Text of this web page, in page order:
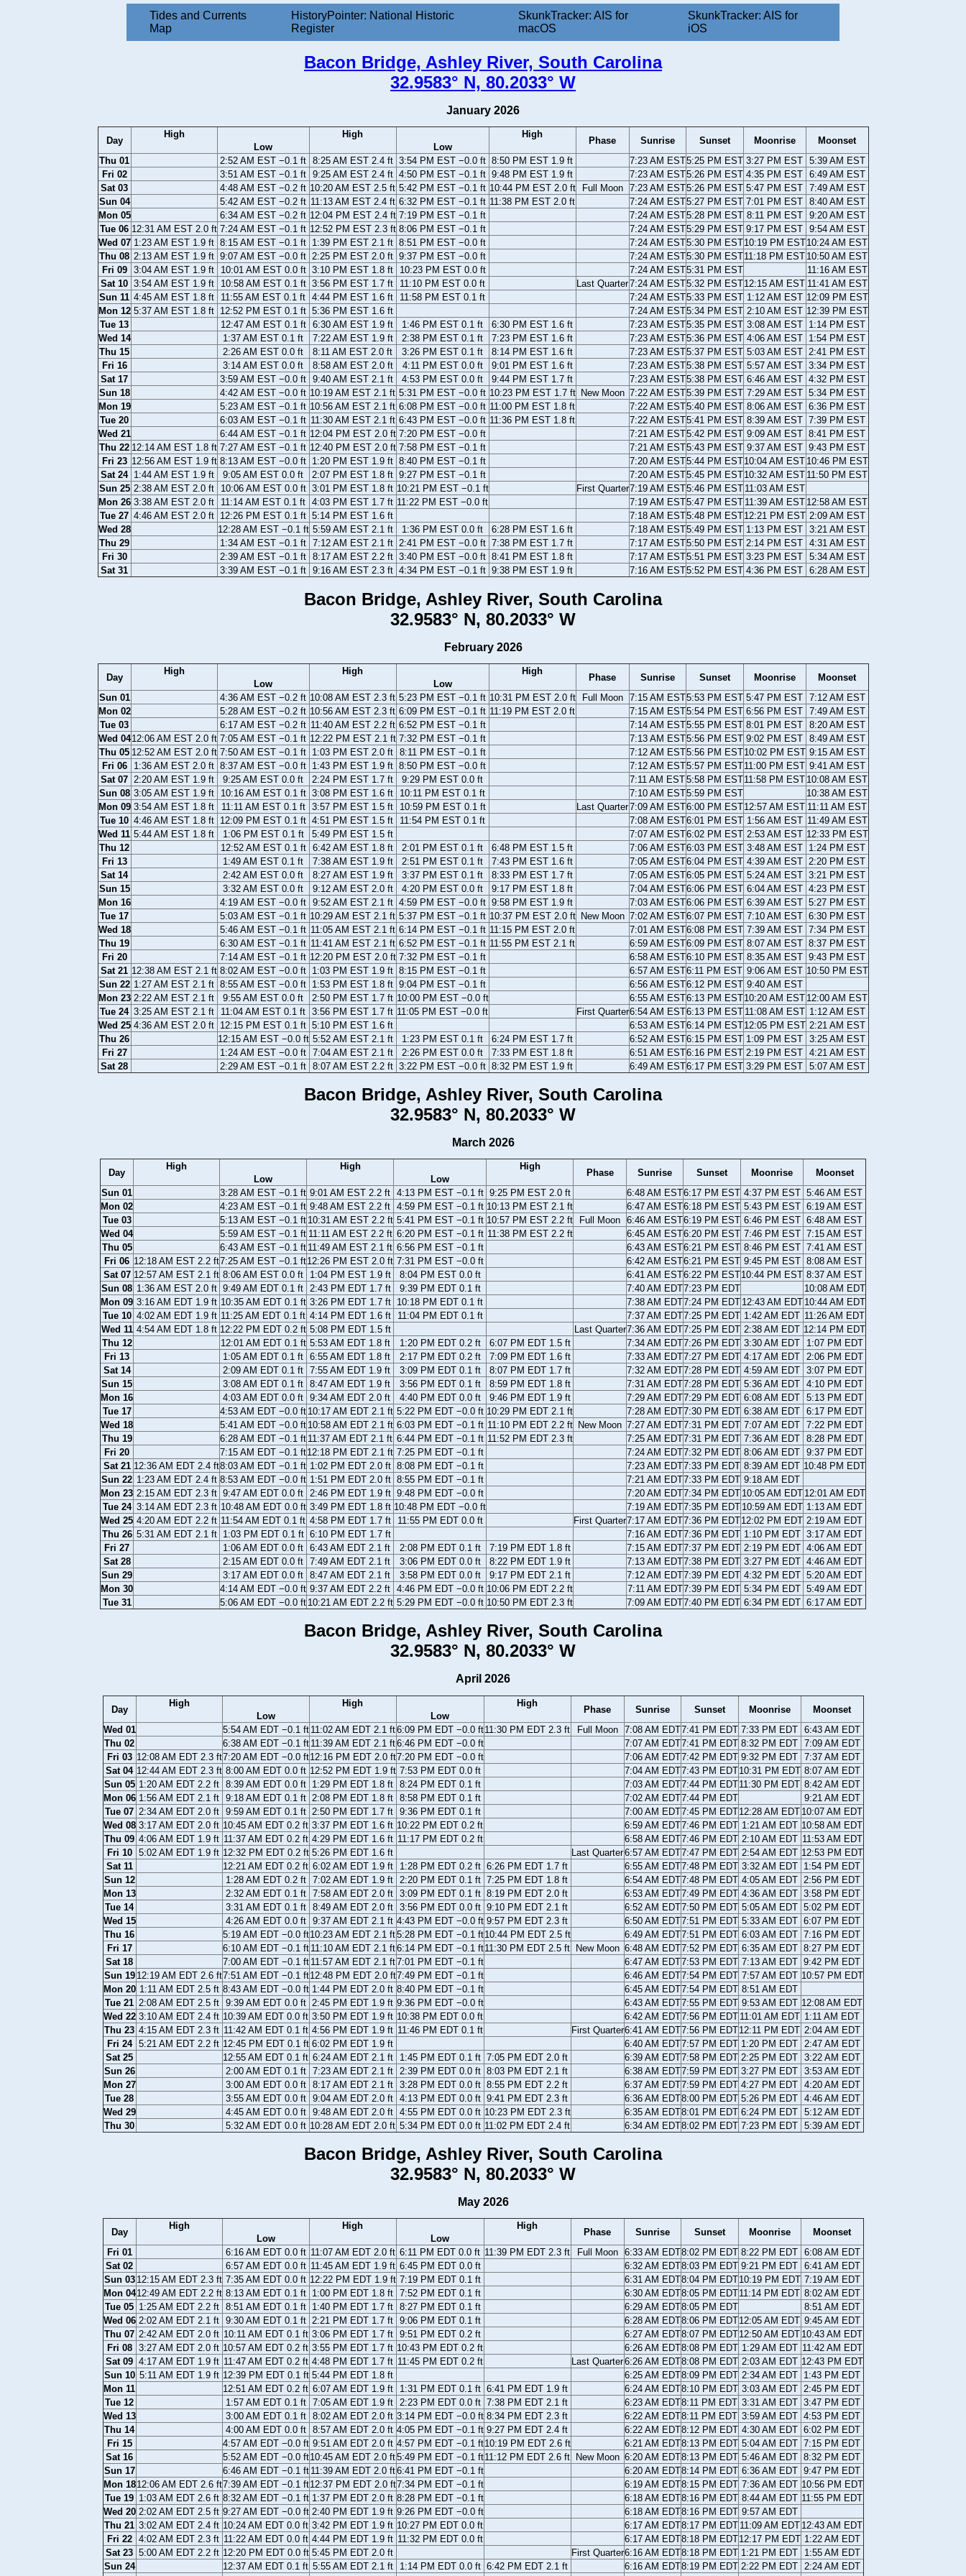
Tides and Currents
Map
HistoryPointer: National Historic
Register
SkunkTracker: AIS for
macOS
SkunkTracker: AIS for
iOS
Bacon Bridge, Ashley River, South Carolina
32.9583° N, 80.2033° W
January 2026
Day
High
Low
High
Low
High
Phase Sunrise Sunset Moonrise
Moonset
Thu 01
2:52 AM EST −0.1 ft 8:25 AM EST 2.4 ft 3:54 PM EST −0.0 ft 8:50 PM EST 1.9 ft 7:23 AM EST5:25 PM EST 3:27 PM EST 5:39 AM EST
Fri 02
3:51 AM EST −0.1 ft 9:25 AM EST 2.4 ft 4:50 PM EST −0.1 ft 9:48 PM EST 1.9 ft 7:23 AM EST5:26 PM EST 4:35 PM EST 6:49 AM EST
Sat 03
4:48 AM EST −0.2 ft 10:20 AM EST 2.5 ft 5:42 PM EST −0.1 ft 10:44 PM EST 2.0 ft Full Moon 7:23 AM EST5:26 PM EST 5:47 PM EST 7:49 AM EST
Sun 04
5:42 AM EST −0.2 ft 11:13 AM EST 2.4 ft 6:32 PM EST −0.1 ft 11:38 PM EST 2.0 ft 7:24 AM EST5:27 PM EST 7:01 PM EST 8:40 AM EST
Mon 05
6:34 AM EST −0.2 ft 12:04 PM EST 2.4 ft 7:19 PM EST −0.1 ft 7:24 AM EST5:28 PM EST 8:11 PM EST
9:20 AM EST
Tue 06 12:31 AM EST 2.0 ft 7:24 AM EST −0.1 ft 12:52 PM EST 2.3 ft 8:06 PM EST −0.1 ft 7:24 AM EST5:29 PM EST 9:17 PM EST 9:54 AM EST
Wed 07 1:23 AM EST 1.9 ft 8:15 AM EST −0.1 ft 1:39 PM EST 2.1 ft 8:51 PM EST −0.0 ft 7:24 AM EST5:30 PM EST10:19 PM EST10:24 AM EST
Thu 08 2:13 AM EST 1.9 ft 9:07 AM EST −0.0 ft 2:25 PM EST 2.0 ft 9:37 PM EST −0.0 ft 7:24 AM EST5:30 PM EST11:18 PM EST 10:50 AM EST
Fri 09
3:04 AM EST 1.9 ft 10:01 AM EST 0.0 ft 3:10 PM EST 1.8 ft 10:23 PM EST 0.0 ft 7:24 AM EST5:31 PM EST
11:16 AM EST
Sat 10 3:54 AM EST 1.9 ft 10:58 AM EST 0.1 ft 3:56 PM EST 1.7 ft 11:10 PM EST 0.0 ft Last Quarter7:24 AM EST5:32 PM EST12:15 AM EST 11:41 AM EST
Sun 11 4:45 AM EST 1.8 ft 11:55 AM EST 0.1 ft 4:44 PM EST 1.6 ft 11:58 PM EST 0.1 ft 7:24 AM EST5:33 PM EST 1:12 AM EST 12:09 PM EST
Mon 12 5:37 AM EST 1.8 ft 12:52 PM EST 0.1 ft 5:36 PM EST 1.6 ft 7:24 AM EST5:34 PM EST 2:10 AM EST 12:39 PM EST
Tue 13
12:47 AM EST 0.1 ft 6:30 AM EST 1.9 ft 1:46 PM EST 0.1 ft 6:30 PM EST 1.6 ft 7:23 AM EST5:35 PM EST 3:08 AM EST
1:14 PM EST
Wed 14
1:37 AM EST 0.1 ft 7:22 AM EST 1.9 ft 2:38 PM EST 0.1 ft 7:23 PM EST 1.6 ft 7:23 AM EST5:36 PM EST 4:06 AM EST
1:54 PM EST
Thu 15
2:26 AM EST 0.0 ft 8:11 AM EST 2.0 ft 3:26 PM EST 0.1 ft 8:14 PM EST 1.6 ft 7:23 AM EST5:37 PM EST 5:03 AM EST 2:41 PM EST
Fri 16
3:14 AM EST 0.0 ft 8:58 AM EST 2.0 ft 4:11 PM EST 0.0 ft 9:01 PM EST 1.6 ft 7:23 AM EST5:38 PM EST 5:57 AM EST 3:34 PM EST
Sat 17
3:59 AM EST −0.0 ft 9:40 AM EST 2.1 ft 4:53 PM EST 0.0 ft 9:44 PM EST 1.7 ft 7:23 AM EST5:38 PM EST 6:46 AM EST 4:32 PM EST
Sun 18
4:42 AM EST −0.0 ft 10:19 AM EST 2.1 ft 5:31 PM EST −0.0 ft 10:23 PM EST 1.7 ft New Moon 7:22 AM EST5:39 PM EST 7:29 AM EST 5:34 PM EST
Mon 19
5:23 AM EST −0.1 ft 10:56 AM EST 2.1 ft 6:08 PM EST −0.0 ft 11:00 PM EST 1.8 ft 7:22 AM EST5:40 PM EST 8:06 AM EST 6:36 PM EST
Tue 20
6:03 AM EST −0.1 ft 11:30 AM EST 2.1 ft 6:43 PM EST −0.0 ft 11:36 PM EST 1.8 ft 7:22 AM EST5:41 PM EST 8:39 AM EST 7:39 PM EST
Wed 21
6:44 AM EST −0.1 ft 12:04 PM EST 2.0 ft 7:20 PM EST −0.0 ft 7:21 AM EST5:42 PM EST 9:09 AM EST 8:41 PM EST
Thu 22 12:14 AM EST 1.8 ft 7:27 AM EST −0.1 ft 12:40 PM EST 2.0 ft 7:58 PM EST −0.1 ft 7:21 AM EST5:43 PM EST 9:37 AM EST 9:43 PM EST
Fri 23 12:56 AM EST 1.9 ft 8:13 AM EST −0.0 ft 1:20 PM EST 1.9 ft 8:40 PM EST −0.1 ft 7:20 AM EST5:44 PM EST10:04 AM EST 10:46 PM EST
Sat 24 1:44 AM EST 1.9 ft 9:05 AM EST 0.0 ft 2:07 PM EST 1.8 ft 9:27 PM EST −0.1 ft 7:20 AM EST5:45 PM EST10:32 AM EST 11:50 PM EST
Sun 25 2:38 AM EST 2.0 ft 10:06 AM EST 0.0 ft 3:01 PM EST 1.8 ft 10:21 PM EST −0.1 ft First Quarter7:19 AM EST5:46 PM EST 11:03 AM EST
Mon 26 3:38 AM EST 2.0 ft 11:14 AM EST 0.1 ft 4:03 PM EST 1.7 ft 11:22 PM EST −0.0 ft 7:19 AM EST5:47 PM EST 11:39 AM EST 12:58 AM EST
Tue 27 4:46 AM EST 2.0 ft 12:26 PM EST 0.1 ft 5:14 PM EST 1.6 ft 7:18 AM EST5:48 PM EST12:21 PM EST 2:09 AM EST
Wed 28
12:28 AM EST −0.1 ft 5:59 AM EST 2.1 ft 1:36 PM EST 0.0 ft 6:28 PM EST 1.6 ft 7:18 AM EST5:49 PM EST 1:13 PM EST 3:21 AM EST
Thu 29
1:34 AM EST −0.1 ft 7:12 AM EST 2.1 ft 2:41 PM EST −0.0 ft 7:38 PM EST 1.7 ft 7:17 AM EST5:50 PM EST 2:14 PM EST 4:31 AM EST
Fri 30
2:39 AM EST −0.1 ft 8:17 AM EST 2.2 ft 3:40 PM EST −0.0 ft 8:41 PM EST 1.8 ft 7:17 AM EST5:51 PM EST 3:23 PM EST 5:34 AM EST
Sat 31
3:39 AM EST −0.1 ft 9:16 AM EST 2.3 ft 4:34 PM EST −0.1 ft 9:38 PM EST 1.9 ft 7:16 AM EST5:52 PM EST 4:36 PM EST 6:28 AM EST
Bacon Bridge, Ashley River, South Carolina
32.9583° N, 80.2033° W
February 2026
Day
High
Low
High
Low
High
Phase Sunrise Sunset Moonrise
Moonset
Sun 01
4:36 AM EST −0.2 ft 10:08 AM EST 2.3 ft 5:23 PM EST −0.1 ft 10:31 PM EST 2.0 ft Full Moon 7:15 AM EST5:53 PM EST 5:47 PM EST 7:12 AM EST
Mon 02
5:28 AM EST −0.2 ft 10:56 AM EST 2.3 ft 6:09 PM EST −0.1 ft 11:19 PM EST 2.0 ft 7:15 AM EST5:54 PM EST 6:56 PM EST 7:49 AM EST
Tue 03
6:17 AM EST −0.2 ft 11:40 AM EST 2.2 ft 6:52 PM EST −0.1 ft 7:14 AM EST5:55 PM EST 8:01 PM EST 8:20 AM EST
Wed 0412:06 AM EST 2.0 ft 7:05 AM EST −0.1 ft 12:22 PM EST 2.1 ft 7:32 PM EST −0.1 ft 7:13 AM EST5:56 PM EST 9:02 PM EST 8:49 AM EST
Thu 05 12:52 AM EST 2.0 ft 7:50 AM EST −0.1 ft 1:03 PM EST 2.0 ft 8:11 PM EST −0.1 ft 7:12 AM EST5:56 PM EST10:02 PM EST 9:15 AM EST
Fri 06
1:36 AM EST 2.0 ft 8:37 AM EST −0.0 ft 1:43 PM EST 1.9 ft 8:50 PM EST −0.0 ft 7:12 AM EST5:57 PM EST11:00 PM EST 9:41 AM EST
Sat 07 2:20 AM EST 1.9 ft 9:25 AM EST 0.0 ft 2:24 PM EST 1.7 ft 9:29 PM EST 0.0 ft 7:11 AM EST5:58 PM EST11:58 PM EST 10:08 AM EST
Sun 08 3:05 AM EST 1.9 ft 10:16 AM EST 0.1 ft 3:08 PM EST 1.6 ft 10:11 PM EST 0.1 ft 7:10 AM EST5:59 PM EST
10:38 AM EST
Mon 09 3:54 AM EST 1.8 ft 11:11 AM EST 0.1 ft 3:57 PM EST 1.5 ft 10:59 PM EST 0.1 ft Last Quarter7:09 AM EST6:00 PM EST12:57 AM EST 11:11 AM EST
Tue 10 4:46 AM EST 1.8 ft 12:09 PM EST 0.1 ft 4:51 PM EST 1.5 ft 11:54 PM EST 0.1 ft 7:08 AM EST6:01 PM EST 1:56 AM EST 11:49 AM EST
Wed 11 5:44 AM EST 1.8 ft 1:06 PM EST 0.1 ft 5:49 PM EST 1.5 ft 7:07 AM EST6:02 PM EST 2:53 AM EST 12:33 PM EST
Thu 12
12:52 AM EST 0.1 ft 6:42 AM EST 1.8 ft 2:01 PM EST 0.1 ft 6:48 PM EST 1.5 ft 7:06 AM EST6:03 PM EST 3:48 AM EST
1:24 PM EST
Fri 13
1:49 AM EST 0.1 ft 7:38 AM EST 1.9 ft 2:51 PM EST 0.1 ft 7:43 PM EST 1.6 ft 7:05 AM EST6:04 PM EST 4:39 AM EST
2:20 PM EST
Sat 14
2:42 AM EST 0.0 ft 8:27 AM EST 1.9 ft 3:37 PM EST 0.1 ft 8:33 PM EST 1.7 ft 7:05 AM EST6:05 PM EST 5:24 AM EST 3:21 PM EST
Sun 15
3:32 AM EST 0.0 ft 9:12 AM EST 2.0 ft 4:20 PM EST 0.0 ft 9:17 PM EST 1.8 ft 7:04 AM EST6:06 PM EST 6:04 AM EST 4:23 PM EST
Mon 16
4:19 AM EST −0.0 ft 9:52 AM EST 2.1 ft 4:59 PM EST −0.0 ft 9:58 PM EST 1.9 ft 7:03 AM EST6:06 PM EST 6:39 AM EST 5:27 PM EST
Tue 17
5:03 AM EST −0.1 ft 10:29 AM EST 2.1 ft 5:37 PM EST −0.1 ft 10:37 PM EST 2.0 ft New Moon 7:02 AM EST6:07 PM EST 7:10 AM EST 6:30 PM EST
Wed 18
5:46 AM EST −0.1 ft 11:05 AM EST 2.1 ft 6:14 PM EST −0.1 ft 11:15 PM EST 2.0 ft 7:01 AM EST6:08 PM EST 7:39 AM EST 7:34 PM EST
Thu 19
6:30 AM EST −0.1 ft 11:41 AM EST 2.1 ft 6:52 PM EST −0.1 ft 11:55 PM EST 2.1 ft 6:59 AM EST6:09 PM EST 8:07 AM EST 8:37 PM EST
Fri 20
7:14 AM EST −0.1 ft 12:20 PM EST 2.0 ft 7:32 PM EST −0.1 ft 6:58 AM EST6:10 PM EST 8:35 AM EST 9:43 PM EST
Sat 21 12:38 AM EST 2.1 ft 8:02 AM EST −0.0 ft 1:03 PM EST 1.9 ft 8:15 PM EST −0.1 ft 6:57 AM EST6:11 PM EST 9:06 AM EST 10:50 PM EST
Sun 22 1:27 AM EST 2.1 ft 8:55 AM EST −0.0 ft 1:53 PM EST 1.8 ft 9:04 PM EST −0.1 ft 6:56 AM EST6:12 PM EST 9:40 AM EST
Mon 23 2:22 AM EST 2.1 ft 9:55 AM EST 0.0 ft 2:50 PM EST 1.7 ft 10:00 PM EST −0.0 ft 6:55 AM EST6:13 PM EST10:20 AM EST 12:00 AM EST
Tue 24 3:25 AM EST 2.1 ft 11:04 AM EST 0.1 ft 3:56 PM EST 1.7 ft 11:05 PM EST −0.0 ft First Quarter6:54 AM EST6:13 PM EST 11:08 AM EST 1:12 AM EST
Wed 25 4:36 AM EST 2.0 ft 12:15 PM EST 0.1 ft 5:10 PM EST 1.6 ft 6:53 AM EST6:14 PM EST12:05 PM EST 2:21 AM EST
Thu 26
12:15 AM EST −0.0 ft 5:52 AM EST 2.1 ft 1:23 PM EST 0.1 ft 6:24 PM EST 1.7 ft 6:52 AM EST6:15 PM EST 1:09 PM EST 3:25 AM EST
Fri 27
1:24 AM EST −0.0 ft 7:04 AM EST 2.1 ft 2:26 PM EST 0.0 ft 7:33 PM EST 1.8 ft 6:51 AM EST6:16 PM EST 2:19 PM EST 4:21 AM EST
Sat 28
2:29 AM EST −0.1 ft 8:07 AM EST 2.2 ft 3:22 PM EST −0.0 ft 8:32 PM EST 1.9 ft 6:49 AM EST6:17 PM EST 3:29 PM EST 5:07 AM EST
Bacon Bridge, Ashley River, South Carolina
32.9583° N, 80.2033° W
March 2026
Day
High
Low
High
Low
High
Phase Sunrise Sunset Moonrise
Moonset
Sun 01
3:28 AM EST −0.1 ft 9:01 AM EST 2.2 ft 4:13 PM EST −0.1 ft 9:25 PM EST 2.0 ft 6:48 AM EST6:17 PM EST 4:37 PM EST 5:46 AM EST
Mon 02
4:23 AM EST −0.1 ft 9:48 AM EST 2.2 ft 4:59 PM EST −0.1 ft 10:13 PM EST 2.1 ft 6:47 AM EST6:18 PM EST 5:43 PM EST 6:19 AM EST
Tue 03
5:13 AM EST −0.1 ft 10:31 AM EST 2.2 ft 5:41 PM EST −0.1 ft 10:57 PM EST 2.2 ft Full Moon 6:46 AM EST6:19 PM EST 6:46 PM EST 6:48 AM EST
Wed 04
5:59 AM EST −0.1 ft 11:11 AM EST 2.2 ft 6:20 PM EST −0.1 ft 11:38 PM EST 2.2 ft 6:45 AM EST6:20 PM EST 7:46 PM EST 7:15 AM EST
Thu 05
6:43 AM EST −0.1 ft 11:49 AM EST 2.1 ft 6:56 PM EST −0.1 ft 6:43 AM EST6:21 PM EST 8:46 PM EST 7:41 AM EST
Fri 06 12:18 AM EST 2.2 ft7:25 AM EST −0.1 ft12:26 PM EST 2.0 ft 7:31 PM EST −0.0 ft 6:42 AM EST6:21 PM EST 9:45 PM EST 8:08 AM EST
Sat 07 12:57 AM EST 2.1 ft 8:06 AM EST 0.0 ft 1:04 PM EST 1.9 ft 8:04 PM EST 0.0 ft 6:41 AM EST6:22 PM EST10:44 PM EST 8:37 AM EST
Sun 08 1:36 AM EST 2.0 ft 9:49 AM EDT 0.1 ft 2:43 PM EDT 1.7 ft 9:39 PM EDT 0.1 ft 7:40 AM EDT7:23 PM EDT
10:08 AM EDT
Mon 09 3:16 AM EDT 1.9 ft 10:35 AM EDT 0.1 ft 3:26 PM EDT 1.7 ft 10:18 PM EDT 0.1 ft 7:38 AM EDT7:24 PM EDT 12:43 AM EDT 10:44 AM EDT
Tue 10 4:02 AM EDT 1.9 ft 11:25 AM EDT 0.1 ft 4:14 PM EDT 1.6 ft 11:04 PM EDT 0.1 ft 7:37 AM EDT7:25 PM EDT 1:42 AM EDT 11:26 AM EDT
Wed 11 4:54 AM EDT 1.8 ft 12:22 PM EDT 0.2 ft 5:08 PM EDT 1.5 ft Last Quarter7:36 AM EDT7:25 PM EDT 2:38 AM EDT 12:14 PM EDT
Thu 12
12:01 AM EDT 0.1 ft 5:53 AM EDT 1.8 ft 1:20 PM EDT 0.2 ft 6:07 PM EDT 1.5 ft 7:34 AM EDT7:26 PM EDT 3:30 AM EDT
1:07 PM EDT
Fri 13
1:05 AM EDT 0.1 ft 6:55 AM EDT 1.8 ft 2:17 PM EDT 0.2 ft 7:09 PM EDT 1.6 ft 7:33 AM EDT7:27 PM EDT 4:17 AM EDT 2:06 PM EDT
Sat 14
2:09 AM EDT 0.1 ft 7:55 AM EDT 1.9 ft 3:09 PM EDT 0.1 ft 8:07 PM EDT 1.7 ft 7:32 AM EDT7:28 PM EDT 4:59 AM EDT 3:07 PM EDT
Sun 15
3:08 AM EDT 0.1 ft 8:47 AM EDT 1.9 ft 3:56 PM EDT 0.1 ft 8:59 PM EDT 1.8 ft 7:31 AM EDT7:28 PM EDT 5:36 AM EDT 4:10 PM EDT
Mon 16
4:03 AM EDT 0.0 ft 9:34 AM EDT 2.0 ft 4:40 PM EDT 0.0 ft 9:46 PM EDT 1.9 ft 7:29 AM EDT7:29 PM EDT 6:08 AM EDT 5:13 PM EDT
Tue 17
4:53 AM EDT −0.0 ft 10:17 AM EDT 2.1 ft 5:22 PM EDT −0.0 ft 10:29 PM EDT 2.1 ft 7:28 AM EDT7:30 PM EDT 6:38 AM EDT 6:17 PM EDT
Wed 18
5:41 AM EDT −0.0 ft 10:58 AM EDT 2.1 ft 6:03 PM EDT −0.1 ft 11:10 PM EDT 2.2 ft New Moon 7:27 AM EDT7:31 PM EDT 7:07 AM EDT 7:22 PM EDT
Thu 19
6:28 AM EDT −0.1 ft 11:37 AM EDT 2.1 ft 6:44 PM EDT −0.1 ft 11:52 PM EDT 2.3 ft 7:25 AM EDT7:31 PM EDT 7:36 AM EDT 8:28 PM EDT
Fri 20
7:15 AM EDT −0.1 ft12:18 PM EDT 2.1 ft 7:25 PM EDT −0.1 ft 7:24 AM EDT7:32 PM EDT 8:06 AM EDT 9:37 PM EDT
Sat 21 12:36 AM EDT 2.4 ft8:03 AM EDT −0.1 ft 1:02 PM EDT 2.0 ft 8:08 PM EDT −0.1 ft 7:23 AM EDT7:33 PM EDT 8:39 AM EDT 10:48 PM EDT
Sun 22 1:23 AM EDT 2.4 ft 8:53 AM EDT −0.0 ft 1:51 PM EDT 2.0 ft 8:55 PM EDT −0.1 ft 7:21 AM EDT7:33 PM EDT 9:18 AM EDT
Mon 23 2:15 AM EDT 2.3 ft 9:47 AM EDT 0.0 ft 2:46 PM EDT 1.9 ft 9:48 PM EDT −0.0 ft 7:20 AM EDT7:34 PM EDT 10:05 AM EDT 12:01 AM EDT
Tue 24 3:14 AM EDT 2.3 ft 10:48 AM EDT 0.0 ft 3:49 PM EDT 1.8 ft 10:48 PM EDT −0.0 ft 7:19 AM EDT7:35 PM EDT 10:59 AM EDT 1:13 AM EDT
Wed 25 4:20 AM EDT 2.2 ft 11:54 AM EDT 0.1 ft 4:58 PM EDT 1.7 ft 11:55 PM EDT 0.0 ft First Quarter7:17 AM EDT7:36 PM EDT12:02 PM EDT 2:19 AM EDT
Thu 26 5:31 AM EDT 2.1 ft 1:03 PM EDT 0.1 ft 6:10 PM EDT 1.7 ft 7:16 AM EDT7:36 PM EDT 1:10 PM EDT 3:17 AM EDT
Fri 27
1:06 AM EDT 0.0 ft 6:43 AM EDT 2.1 ft 2:08 PM EDT 0.1 ft 7:19 PM EDT 1.8 ft 7:15 AM EDT7:37 PM EDT 2:19 PM EDT 4:06 AM EDT
Sat 28
2:15 AM EDT 0.0 ft 7:49 AM EDT 2.1 ft 3:06 PM EDT 0.0 ft 8:22 PM EDT 1.9 ft 7:13 AM EDT7:38 PM EDT 3:27 PM EDT 4:46 AM EDT
Sun 29
3:17 AM EDT 0.0 ft 8:47 AM EDT 2.1 ft 3:58 PM EDT 0.0 ft 9:17 PM EDT 2.1 ft 7:12 AM EDT7:39 PM EDT 4:32 PM EDT 5:20 AM EDT
Mon 30
4:14 AM EDT −0.0 ft 9:37 AM EDT 2.2 ft 4:46 PM EDT −0.0 ft 10:06 PM EDT 2.2 ft 7:11 AM EDT7:39 PM EDT 5:34 PM EDT 5:49 AM EDT
Tue 31
5:06 AM EDT −0.0 ft 10:21 AM EDT 2.2 ft 5:29 PM EDT −0.0 ft 10:50 PM EDT 2.3 ft 7:09 AM EDT7:40 PM EDT 6:34 PM EDT 6:17 AM EDT
Bacon Bridge, Ashley River, South Carolina
32.9583° N, 80.2033° W
April 2026
Day
High
Low
High
Low
High
Phase Sunrise Sunset Moonrise
Moonset
Wed 01
5:54 AM EDT −0.1 ft 11:02 AM EDT 2.1 ft6:09 PM EDT −0.0 ft11:30 PM EDT 2.3 ft Full Moon 7:08 AM EDT7:41 PM EDT 7:33 PM EDT 6:43 AM EDT
Thu 02
6:38 AM EDT −0.1 ft 11:39 AM EDT 2.1 ft6:46 PM EDT −0.0 ft 7:07 AM EDT7:41 PM EDT 8:32 PM EDT 7:09 AM EDT
Fri 03 12:08 AM EDT 2.3 ft7:20 AM EDT −0.0 ft12:16 PM EDT 2.0 ft7:20 PM EDT −0.0 ft 7:06 AM EDT7:42 PM EDT 9:32 PM EDT 7:37 AM EDT
Sat 04 12:44 AM EDT 2.3 ft 8:00 AM EDT 0.0 ft 12:52 PM EDT 1.9 ft 7:53 PM EDT 0.0 ft 7:04 AM EDT7:43 PM EDT10:31 PM EDT 8:07 AM EDT
Sun 05 1:20 AM EDT 2.2 ft 8:39 AM EDT 0.0 ft 1:29 PM EDT 1.8 ft 8:24 PM EDT 0.1 ft 7:03 AM EDT7:44 PM EDT11:30 PM EDT 8:42 AM EDT
Mon 06 1:56 AM EDT 2.1 ft 9:18 AM EDT 0.1 ft 2:08 PM EDT 1.8 ft 8:58 PM EDT 0.1 ft 7:02 AM EDT7:44 PM EDT
9:21 AM EDT
Tue 07 2:34 AM EDT 2.0 ft 9:59 AM EDT 0.1 ft 2:50 PM EDT 1.7 ft 9:36 PM EDT 0.1 ft 7:00 AM EDT7:45 PM EDT12:28 AM EDT 10:07 AM EDT
Wed 08 3:17 AM EDT 2.0 ft 10:45 AM EDT 0.2 ft 3:37 PM EDT 1.6 ft 10:22 PM EDT 0.2 ft 6:59 AM EDT7:46 PM EDT 1:21 AM EDT 10:58 AM EDT
Thu 09 4:06 AM EDT 1.9 ft 11:37 AM EDT 0.2 ft 4:29 PM EDT 1.6 ft 11:17 PM EDT 0.2 ft 6:58 AM EDT7:46 PM EDT 2:10 AM EDT 11:53 AM EDT
Fri 10
5:02 AM EDT 1.9 ft 12:32 PM EDT 0.2 ft 5:26 PM EDT 1.6 ft Last Quarter6:57 AM EDT7:47 PM EDT 2:54 AM EDT 12:53 PM EDT
Sat 11
12:21 AM EDT 0.2 ft 6:02 AM EDT 1.9 ft 1:28 PM EDT 0.2 ft 6:26 PM EDT 1.7 ft 6:55 AM EDT7:48 PM EDT 3:32 AM EDT
1:54 PM EDT
Sun 12
1:28 AM EDT 0.2 ft 7:02 AM EDT 1.9 ft 2:20 PM EDT 0.1 ft 7:25 PM EDT 1.8 ft 6:54 AM EDT7:48 PM EDT 4:05 AM EDT
2:56 PM EDT
Mon 13
2:32 AM EDT 0.1 ft 7:58 AM EDT 2.0 ft 3:09 PM EDT 0.1 ft 8:19 PM EDT 2.0 ft 6:53 AM EDT7:49 PM EDT 4:36 AM EDT 3:58 PM EDT
Tue 14
3:31 AM EDT 0.1 ft 8:49 AM EDT 2.0 ft 3:56 PM EDT 0.0 ft 9:10 PM EDT 2.1 ft 6:52 AM EDT7:50 PM EDT 5:05 AM EDT 5:02 PM EDT
Wed 15
4:26 AM EDT 0.0 ft 9:37 AM EDT 2.1 ft 4:43 PM EDT −0.0 ft 9:57 PM EDT 2.3 ft 6:50 AM EDT7:51 PM EDT 5:33 AM EDT 6:07 PM EDT
Thu 16
5:19 AM EDT −0.0 ft10:23 AM EDT 2.1 ft5:28 PM EDT −0.1 ft10:44 PM EDT 2.5 ft 6:49 AM EDT7:51 PM EDT 6:03 AM EDT 7:16 PM EDT
Fri 17
6:10 AM EDT −0.1 ft 11:10 AM EDT 2.1 ft6:14 PM EDT −0.1 ft11:30 PM EDT 2.5 ft New Moon 6:48 AM EDT7:52 PM EDT 6:35 AM EDT 8:27 PM EDT
Sat 18
7:00 AM EDT −0.1 ft 11:57 AM EDT 2.1 ft7:01 PM EDT −0.1 ft 6:47 AM EDT7:53 PM EDT 7:13 AM EDT 9:42 PM EDT
Sun 19 12:19 AM EDT 2.6 ft7:51 AM EDT −0.1 ft12:48 PM EDT 2.0 ft7:49 PM EDT −0.1 ft 6:46 AM EDT7:54 PM EDT 7:57 AM EDT 10:57 PM EDT
Mon 20 1:11 AM EDT 2.5 ft 8:43 AM EDT −0.0 ft 1:44 PM EDT 2.0 ft 8:40 PM EDT −0.1 ft 6:45 AM EDT7:54 PM EDT 8:51 AM EDT
Tue 21 2:08 AM EDT 2.5 ft 9:39 AM EDT 0.0 ft 2:45 PM EDT 1.9 ft 9:36 PM EDT −0.0 ft 6:43 AM EDT7:55 PM EDT 9:53 AM EDT 12:08 AM EDT
Wed 22 3:10 AM EDT 2.4 ft 10:39 AM EDT 0.0 ft 3:50 PM EDT 1.9 ft 10:38 PM EDT 0.0 ft 6:42 AM EDT7:56 PM EDT 11:01 AM EDT 1:11 AM EDT
Thu 23 4:15 AM EDT 2.3 ft 11:42 AM EDT 0.1 ft 4:56 PM EDT 1.9 ft 11:46 PM EDT 0.1 ft First Quarter6:41 AM EDT7:56 PM EDT12:11 PM EDT 2:04 AM EDT
Fri 24
5:21 AM EDT 2.2 ft 12:45 PM EDT 0.1 ft 6:02 PM EDT 1.9 ft 6:40 AM EDT7:57 PM EDT 1:20 PM EDT
2:47 AM EDT
Sat 25
12:55 AM EDT 0.1 ft 6:24 AM EDT 2.1 ft 1:45 PM EDT 0.1 ft 7:05 PM EDT 2.0 ft 6:39 AM EDT7:58 PM EDT 2:25 PM EDT 3:22 AM EDT
Sun 26
2:00 AM EDT 0.1 ft 7:23 AM EDT 2.1 ft 2:39 PM EDT 0.0 ft 8:03 PM EDT 2.1 ft 6:38 AM EDT7:59 PM EDT 3:27 PM EDT 3:53 AM EDT
Mon 27
3:00 AM EDT 0.0 ft 8:17 AM EDT 2.1 ft 3:28 PM EDT 0.0 ft 8:55 PM EDT 2.2 ft 6:37 AM EDT7:59 PM EDT 4:27 PM EDT 4:20 AM EDT
Tue 28
3:55 AM EDT 0.0 ft 9:04 AM EDT 2.0 ft 4:13 PM EDT 0.0 ft 9:41 PM EDT 2.3 ft 6:36 AM EDT8:00 PM EDT 5:26 PM EDT 4:46 AM EDT
Wed 29
4:45 AM EDT 0.0 ft 9:48 AM EDT 2.0 ft 4:55 PM EDT 0.0 ft 10:23 PM EDT 2.3 ft 6:35 AM EDT8:01 PM EDT 6:24 PM EDT 5:12 AM EDT
Thu 30
5:32 AM EDT 0.0 ft 10:28 AM EDT 2.0 ft 5:34 PM EDT 0.0 ft 11:02 PM EDT 2.4 ft 6:34 AM EDT8:02 PM EDT 7:23 PM EDT 5:39 AM EDT
Bacon Bridge, Ashley River, South Carolina
32.9583° N, 80.2033° W
May 2026
Day
High
Low
High
Low
High
Phase Sunrise Sunset Moonrise
Moonset
Fri 01
6:16 AM EDT 0.0 ft 11:07 AM EDT 2.0 ft 6:11 PM EDT 0.0 ft 11:39 PM EDT 2.3 ft Full Moon 6:33 AM EDT8:02 PM EDT 8:22 PM EDT 6:08 AM EDT
Sat 02
6:57 AM EDT 0.0 ft 11:45 AM EDT 1.9 ft 6:45 PM EDT 0.0 ft 6:32 AM EDT8:03 PM EDT 9:21 PM EDT 6:41 AM EDT
Sun 03 12:15 AM EDT 2.3 ft 7:35 AM EDT 0.0 ft 12:22 PM EDT 1.9 ft 7:19 PM EDT 0.1 ft 6:31 AM EDT8:04 PM EDT10:19 PM EDT 7:19 AM EDT
Mon 0412:49 AM EDT 2.2 ft 8:13 AM EDT 0.1 ft 1:00 PM EDT 1.8 ft 7:52 PM EDT 0.1 ft 6:30 AM EDT8:05 PM EDT11:14 PM EDT 8:02 AM EDT
Tue 05 1:25 AM EDT 2.2 ft 8:51 AM EDT 0.1 ft 1:40 PM EDT 1.7 ft 8:27 PM EDT 0.1 ft 6:29 AM EDT8:05 PM EDT
8:51 AM EDT
Wed 06 2:02 AM EDT 2.1 ft 9:30 AM EDT 0.1 ft 2:21 PM EDT 1.7 ft 9:06 PM EDT 0.1 ft 6:28 AM EDT8:06 PM EDT12:05 AM EDT 9:45 AM EDT
Thu 07 2:42 AM EDT 2.0 ft 10:11 AM EDT 0.1 ft 3:06 PM EDT 1.7 ft 9:51 PM EDT 0.2 ft 6:27 AM EDT8:07 PM EDT12:50 AM EDT 10:43 AM EDT
Fri 08
3:27 AM EDT 2.0 ft 10:57 AM EDT 0.2 ft 3:55 PM EDT 1.7 ft 10:43 PM EDT 0.2 ft 6:26 AM EDT8:08 PM EDT 1:29 AM EDT 11:42 AM EDT
Sat 09 4:17 AM EDT 1.9 ft 11:47 AM EDT 0.2 ft 4:48 PM EDT 1.7 ft 11:45 PM EDT 0.2 ft Last Quarter6:26 AM EDT8:08 PM EDT 2:03 AM EDT 12:43 PM EDT
Sun 10 5:11 AM EDT 1.9 ft 12:39 PM EDT 0.1 ft 5:44 PM EDT 1.8 ft 6:25 AM EDT8:09 PM EDT 2:34 AM EDT
1:43 PM EDT
Mon 11
12:51 AM EDT 0.2 ft 6:07 AM EDT 1.9 ft 1:31 PM EDT 0.1 ft 6:41 PM EDT 1.9 ft 6:24 AM EDT8:10 PM EDT 3:03 AM EDT 2:45 PM EDT
Tue 12
1:57 AM EDT 0.1 ft 7:05 AM EDT 1.9 ft 2:23 PM EDT 0.0 ft 7:38 PM EDT 2.1 ft 6:23 AM EDT8:11 PM EDT 3:31 AM EDT 3:47 PM EDT
Wed 13
3:00 AM EDT 0.1 ft 8:02 AM EDT 2.0 ft 3:14 PM EDT −0.0 ft 8:34 PM EDT 2.3 ft 6:22 AM EDT8:11 PM EDT 3:59 AM EDT 4:53 PM EDT
Thu 14
4:00 AM EDT 0.0 ft 8:57 AM EDT 2.0 ft 4:05 PM EDT −0.1 ft 9:27 PM EDT 2.4 ft 6:22 AM EDT8:12 PM EDT 4:30 AM EDT 6:02 PM EDT
Fri 15
4:57 AM EDT −0.0 ft 9:51 AM EDT 2.0 ft 4:57 PM EDT −0.1 ft10:19 PM EDT 2.6 ft 6:21 AM EDT8:13 PM EDT 5:04 AM EDT 7:15 PM EDT
Sat 16
5:52 AM EDT −0.0 ft10:45 AM EDT 2.0 ft5:49 PM EDT −0.1 ft11:12 PM EDT 2.6 ft New Moon 6:20 AM EDT8:13 PM EDT 5:46 AM EDT 8:32 PM EDT
Sun 17
6:46 AM EDT −0.1 ft 11:39 AM EDT 2.0 ft6:41 PM EDT −0.1 ft 6:20 AM EDT8:14 PM EDT 6:36 AM EDT 9:47 PM EDT
Mon 1812:06 AM EDT 2.6 ft7:39 AM EDT −0.1 ft12:37 PM EDT 2.0 ft7:34 PM EDT −0.1 ft 6:19 AM EDT8:15 PM EDT 7:36 AM EDT 10:56 PM EDT
Tue 19 1:03 AM EDT 2.6 ft 8:32 AM EDT −0.1 ft 1:37 PM EDT 2.0 ft 8:28 PM EDT −0.1 ft 6:18 AM EDT8:16 PM EDT 8:44 AM EDT 11:55 PM EDT
Wed 20 2:02 AM EDT 2.5 ft 9:27 AM EDT −0.0 ft 2:40 PM EDT 1.9 ft 9:26 PM EDT −0.0 ft 6:18 AM EDT8:16 PM EDT 9:57 AM EDT
Thu 21 3:02 AM EDT 2.4 ft 10:24 AM EDT 0.0 ft 3:42 PM EDT 1.9 ft 10:27 PM EDT 0.0 ft 6:17 AM EDT8:17 PM EDT 11:09 AM EDT 12:43 AM EDT
Fri 22
4:02 AM EDT 2.3 ft 11:22 AM EDT 0.0 ft 4:44 PM EDT 1.9 ft 11:32 PM EDT 0.0 ft 6:17 AM EDT8:18 PM EDT12:17 PM EDT 1:22 AM EDT
Sat 23 5:00 AM EDT 2.2 ft 12:20 PM EDT 0.0 ft 5:45 PM EDT 2.0 ft First Quarter6:16 AM EDT8:18 PM EDT 1:21 PM EDT
1:55 AM EDT
Sun 24
12:37 AM EDT 0.1 ft 5:55 AM EDT 2.1 ft 1:14 PM EDT 0.0 ft 6:42 PM EDT 2.1 ft 6:16 AM EDT8:19 PM EDT 2:22 PM EDT 2:24 AM EDT